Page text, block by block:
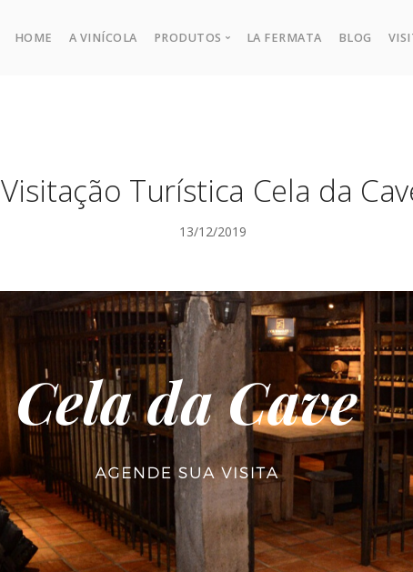
HOME A VINÍCOLA PRODUTOS LA FERMATA BLOG
Visitação Turística Cela da
13/12/2019